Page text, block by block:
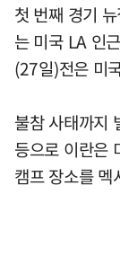
첫 번째 경기
는 미국 LA 인
(27일)전은 미
불참 사태까지
등으로 이란은
캠프 장소를 멕